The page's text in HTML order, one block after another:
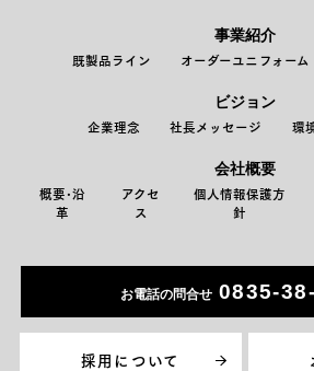
事業紹介
既製品ライン オーダーユニフォーム
ビジョン
企業理念 社長メッセージ 環
会社概要
概要･沿
革
アクセ
ス
個人情報保護方
針
お電話の問合せ0835-
採用について